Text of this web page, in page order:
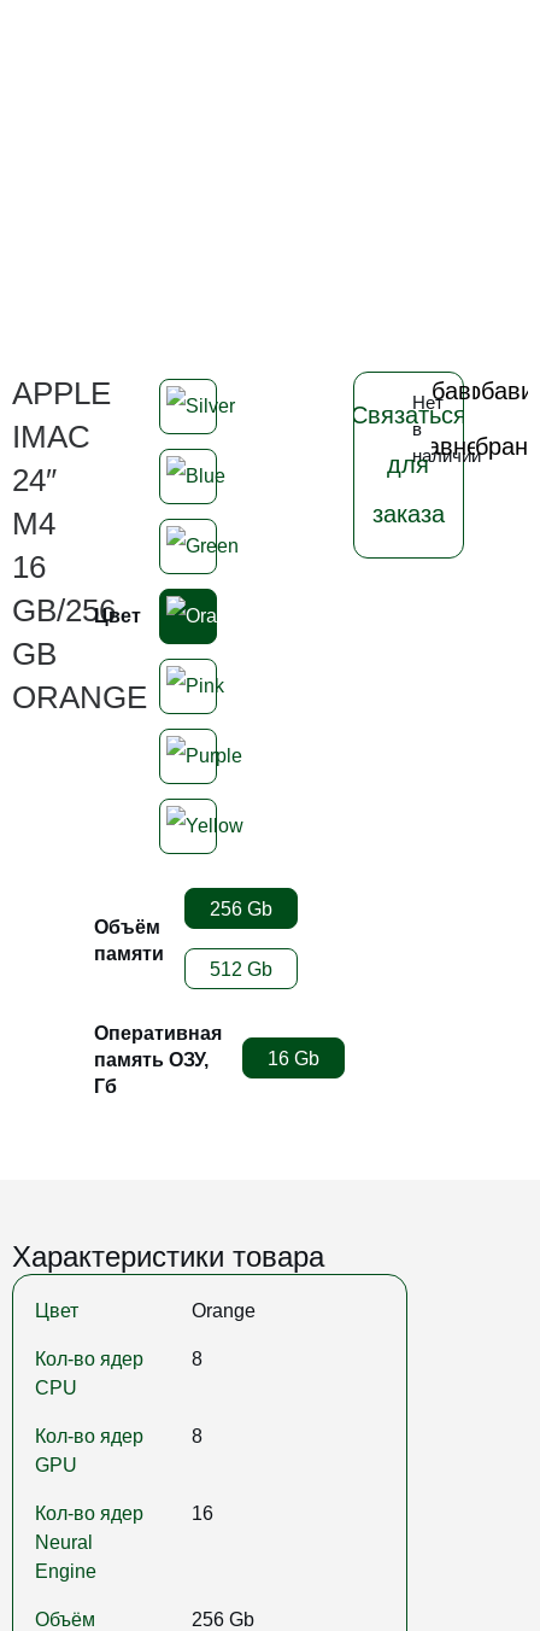
APPLE
IMAC
24″
M4
16
GB/256
GB
ORANGE
Цвет
Объём
памяти
256 Gb
512 Gb
Оперативная
память ОЗУ,
Гб
16 Gb
Связаться
для
заказа
Нет
в
наличии
Добавить
в
сравнение
в
Характеристики товара
Цвет Orange
Кол-во ядер
CPU
8
Кол-во ядер
GPU
8
Кол-во ядер
Neural
Engine
16
Объём
256 Gb